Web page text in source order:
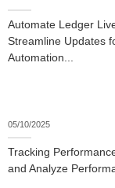
Automate Ledger
Streamline Updates
Automation...
05/10/2025
Tracking
and Analyze